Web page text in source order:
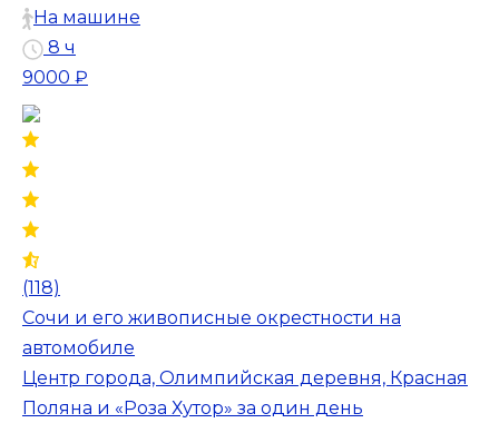
На машине
8 ч
9000 ₽
(118)
Сочи и его живописные окрестности на
автомобиле
Центр города, Олимпийская деревня, Красная
Поляна и «Роза Хутор» за один день